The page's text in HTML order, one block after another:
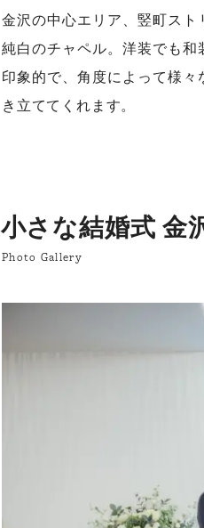
金沢の中心エリア、竪町スト
純白のチャペル。洋装でも
印象的で、角度によって様
き立ててくれます。
小さな結婚式 金
Photo Gallery